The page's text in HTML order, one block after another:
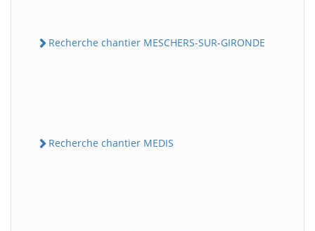
Recherche chantier MESCHERS-SUR-GIRONDE
Recherche chantier MEDIS